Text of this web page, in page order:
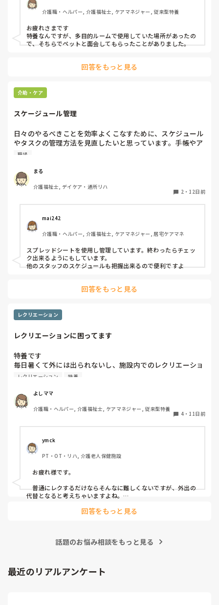
介護職・ヘルパー, 介護福祉士, ケアマネジャー, 従来型特養
お疲れさまです
特養なんですが、多目的ルームで使用していた場所があったの
で、そちらでペットと面会してもらったことがありました。
回答をもっと見る
介助・ケア
スケージュール管理
日々のやるべきことを効率よくこなすために、スケジュール
やタスクの管理方法を見直したいと思っています。手帳やア
プリ、チェックリストなど、みなさんが実践している工夫や
常のスケジュール調整をスムーズに行うためのコツは何です
か？
職場
まる
介護福祉士, デイケア・通所リハ
2 ・ 12日前
mai242
介護職・ヘルパー, 介護福祉士, ケアマネジャー, 居宅ケアマネ
スプレッドシートを使用し管理しています。終わったらチェッ
ク出来るようにもしています。
他のスタッフのスケジュールも把握出来るので便利ですよ
回答をもっと見る
レクリエーション
レクリエーションに困ってます
特養です
毎日暑くて外には出られないし、施設内でのレクリエーショ
ンはどんな事をされてますか？
レクリエーション 特養
よしママ
介護職・ヘルパー, 介護福祉士, ケアマネジャー, 従来型特養
4・ 11日前
ymck
PT・OT・リハ, 介護老人保健施設
お疲れ様です。
普通にレクするだけならそんなに難しくないですが、外出の
代替となると考えちゃいますよね。
やったりしてます。いつも出さない炭酸飲料をお出しして、花
いい、なんて話も聞きました。予算があればやってみたいで
回答をもっと見る
話題のお悩み相談をもっと見る
最近のリアルアンケート